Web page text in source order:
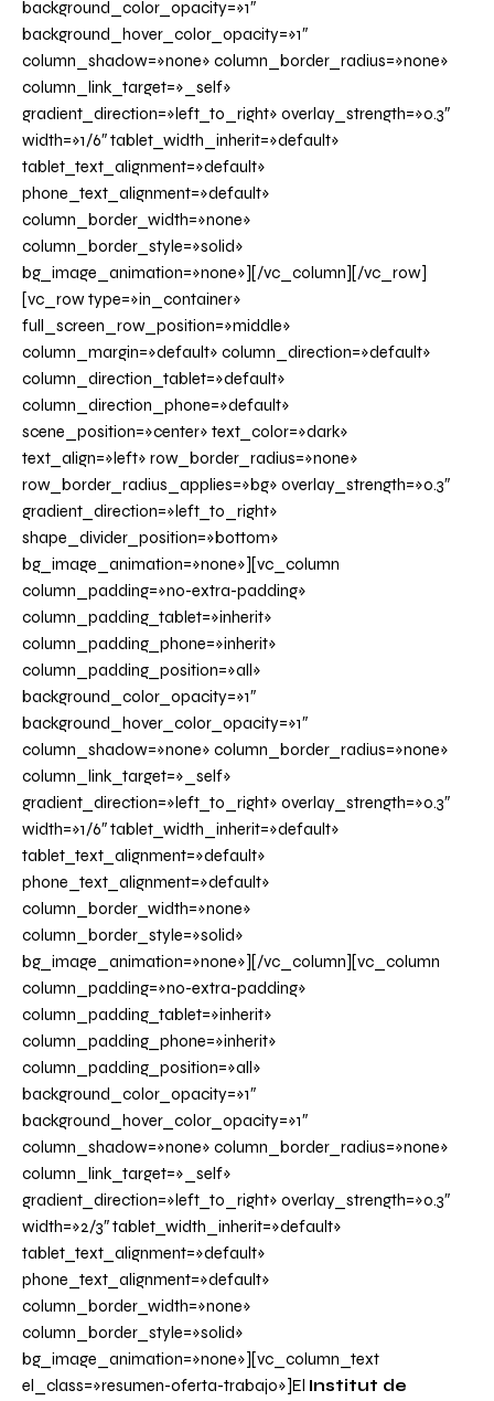
background_color_opacity=»1″
background_hover_color_opacity=»1″
column_shadow=»none» column_border_radius=»none»
column_link_target=»_self»
gradient_direction=»left_to_right» overlay_strength=»0.3″
width=»1/6″ tablet_width_inherit=»default»
tablet_text_alignment=»default»
phone_text_alignment=»default»
column_border_width=»none»
column_border_style=»solid»
bg_image_animation=»none»][/vc_column][/vc_row]
[vc_row type=»in_container»
full_screen_row_position=»middle»
column_margin=»default» column_direction=»default»
column_direction_tablet=»default»
column_direction_phone=»default»
scene_position=»center» text_color=»dark»
text_align=»left» row_border_radius=»none»
row_border_radius_applies=»bg» overlay_strength=»0.3″
gradient_direction=»left_to_right»
shape_divider_position=»bottom»
bg_image_animation=»none»][vc_column
column_padding=»no-extra-padding»
column_padding_tablet=»inherit»
column_padding_phone=»inherit»
column_padding_position=»all»
background_color_opacity=»1″
background_hover_color_opacity=»1″
column_shadow=»none» column_border_radius=»none»
column_link_target=»_self»
gradient_direction=»left_to_right» overlay_strength=»0.3″
width=»1/6″ tablet_width_inherit=»default»
tablet_text_alignment=»default»
phone_text_alignment=»default»
column_border_width=»none»
column_border_style=»solid»
bg_image_animation=»none»][/vc_column][vc_column
column_padding=»no-extra-padding»
column_padding_tablet=»inherit»
column_padding_phone=»inherit»
column_padding_position=»all»
background_color_opacity=»1″
background_hover_color_opacity=»1″
column_shadow=»none» column_border_radius=»none»
column_link_target=»_self»
gradient_direction=»left_to_right» overlay_strength=»0.3″
width=»2/3″ tablet_width_inherit=»default»
tablet_text_alignment=»default»
phone_text_alignment=»default»
column_border_width=»none»
column_border_style=»solid»
bg_image_animation=»none»][vc_column_text
el_class=»resumen-oferta-trabajo»]El Institut de